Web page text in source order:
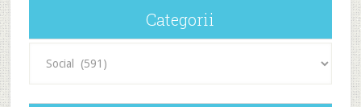
Categorii